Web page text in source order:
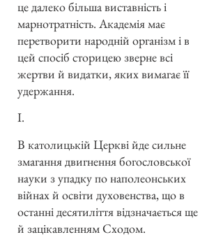
це далеко більша виставність і
марнотратність. Академія має
перетворити народній організм і в
цей спосіб сторицею зверне всі
жертви й видатки, яких вимагає її
удержання.
I.
В католицькій Церкві йде сильне
змагання двигнення богословської
науки з упадку по наполеонських
війнах й освіти духовенства, що в
останні десятиліття відзначається ще
й зацікавленням Сходом.